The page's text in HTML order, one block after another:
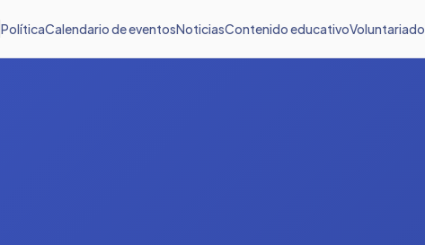
PolíticaCalendario de eventosNoticiasContenido educativoVoluntariado